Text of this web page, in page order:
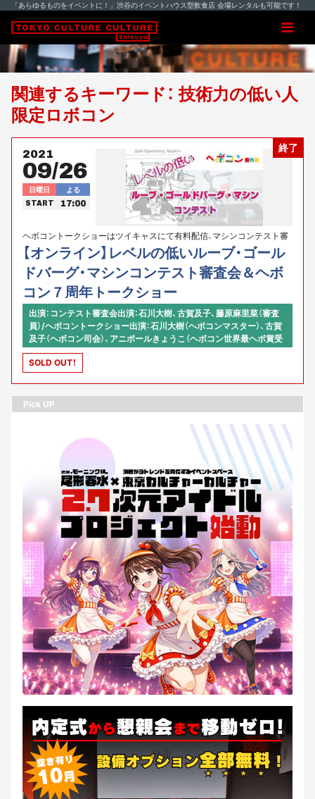
「あらゆるものをイベントに！」渋谷のイベントハウス型飲食店 会場レンタルも可能です！
関連するキーワード： 技術力の低い人
限定ロボコン
終了
2021
09/26
日曜日 よる
START 17:00
ヘボコントークショーはツイキャスにて有料配信、マシンコンテスト審
査会はyoutubeで無料公開予定です！！
【オンライン】レベルの低いルーブ・ゴール
ドバーグ・マシンコンテスト審査会＆ヘボ
コン７周年トークショー
出演：コンテスト審査会出演：石川大樹、古賀及子、藤原麻里菜（審査
員）/ヘボコントークショー出演：石川大樹（ヘボコンマスター）、古賀
及子（ヘボコン司会）、アニポールきょうこ（ヘボコン世界最ヘボ賞受
賞者）、こやしゅん（ヘボコン４連覇中）
SOLD OUT！
Pick UP